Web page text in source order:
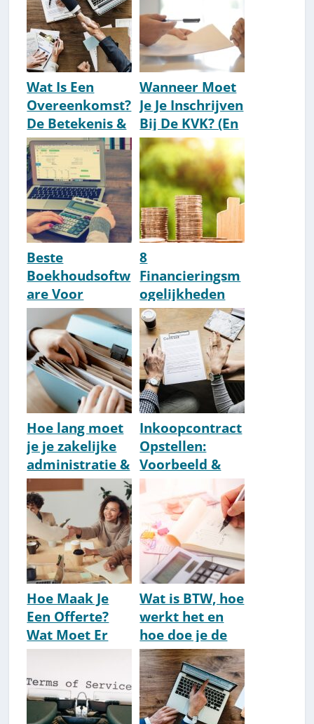
Wat Is Een
Overeenkomst?
De Betekenis &
Valkuilen Voor
Ondernemers
Wanneer Moet
Je Je Inschrijven
Bij De KVK? (En
Wanneer Niet?)
Beste
Boekhoudsoftw
are Voor
Therapeuten &
Coaches [2026
Update]
8
Financieringsm
ogelijkheden
Op Een Rij Voor
Jouw Bedrijf
Hoe lang moet
je je zakelijke
administratie &
boekhouding
bewaren?
Inkoopcontract
Opstellen:
Voorbeeld &
Tips
(Leveranciersco
ntract)
Hoe Maak Je
Een Offerte?
Wat Moet Er
Allemaal In?
Wat is BTW, hoe
werkt het en
hoe doe je de
aangifte?